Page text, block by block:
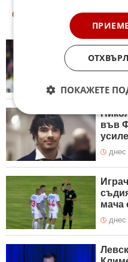
ОЩЕ НОВИНИ ОТ
Люка
във
днес
мача
днес
ПОКАЖЕТЕ